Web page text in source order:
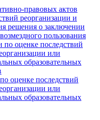
правовых актов
реорганизации и
решения о заключении
пользования
оценке последствий
или
образовательных
оценке последствий
или
образовательных